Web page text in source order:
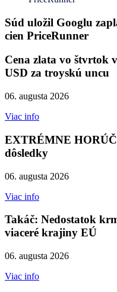
Súd uložil Googlu
cien PriceRunner
Cena zlata vo štvrtok
USD za troyskú uncu
06. augusta 2026
Viac info
EXTRÉMNE
dôsledky
06. augusta 2026
Viac info
Takáč: Nedostatok
viaceré krajiny EÚ
06. augusta 2026
Viac info